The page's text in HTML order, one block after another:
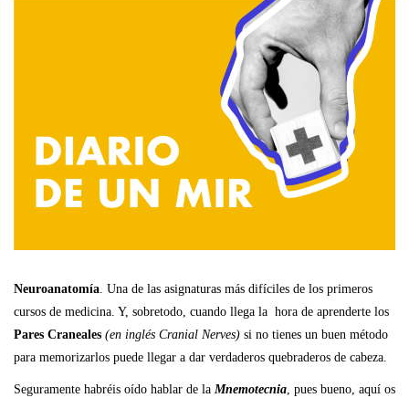
Neuroanatomía. Una de las asignaturas más difíciles de los primeros
cursos de medicina. Y, sobretodo, cuando llega la hora de aprenderte los
Pares Craneales (en inglés Cranial Nerves) si no tienes un buen método
para memorizarlos puede llegar a dar verdaderos quebraderos de cabeza.
Seguramente habréis oído hablar de la Mnemotecnia, pues bueno, aquí os